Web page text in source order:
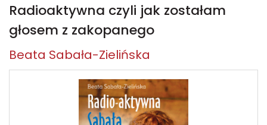
Radioaktywna czyli jak zostałam
głosem z zakopanego
Beata Sabała-Zielińska